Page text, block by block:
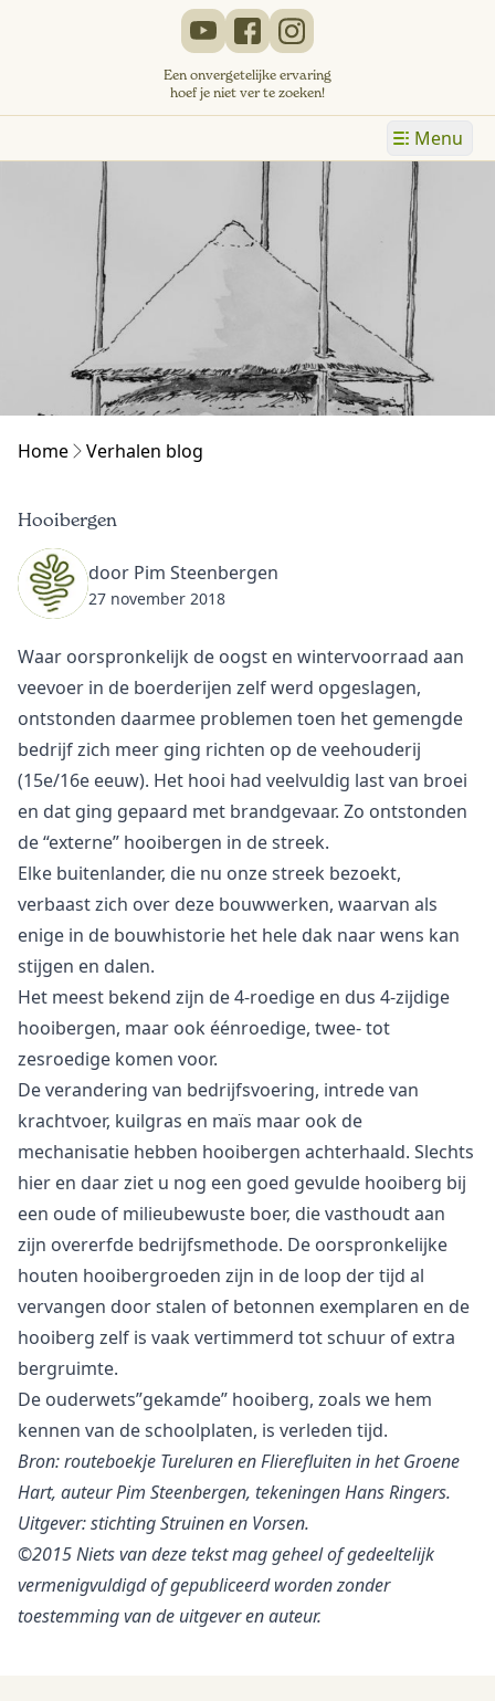
Een onvergetelijke ervaring
hoef je niet ver te zoeken!
Menu
Home Verhalen blog
Hooibergen
door Pim Steenbergen
27 november 2018
Waar oorspronkelijk de oogst en wintervoorraad aan
veevoer in de boerderijen zelf werd opgeslagen,
ontstonden daarmee problemen toen het gemengde
bedrijf zich meer ging richten op de veehouderij
(15e/16e eeuw). Het hooi had veelvuldig last van broei
en dat ging gepaard met brandgevaar. Zo ontstonden
de “externe” hooibergen in de streek.
Elke buitenlander, die nu onze streek bezoekt,
verbaast zich over deze bouwwerken, waarvan als
enige in de bouwhistorie het hele dak naar wens kan
stijgen en dalen.
Het meest bekend zijn de 4-roedige en dus 4-zijdige
hooibergen, maar ook éénroedige, twee- tot
zesroedige komen voor.
De verandering van bedrijfsvoering, intrede van
krachtvoer, kuilgras en maïs maar ook de
mechanisatie hebben hooibergen achterhaald. Slechts
hier en daar ziet u nog een goed gevulde hooiberg bij
een oude of milieubewuste boer, die vasthoudt aan
zijn overerfde bedrijfsmethode. De oorspronkelijke
houten hooibergroeden zijn in de loop der tijd al
vervangen door stalen of betonnen exemplaren en de
hooiberg zelf is vaak vertimmerd tot schuur of extra
bergruimte.
De ouderwets”gekamde” hooiberg, zoals we hem
kennen van de schoolplaten, is verleden tijd.
Bron: routeboekje Tureluren en Flierefluiten in het Groene
Hart, auteur Pim Steenbergen, tekeningen Hans Ringers.
Uitgever: stichting Struinen en Vorsen.
©2015 Niets van deze tekst mag geheel of gedeeltelijk
vermenigvuldigd of gepubliceerd worden zonder
toestemming van de uitgever en auteur.